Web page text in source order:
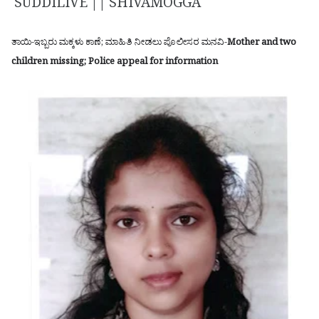
SUDDILIVE || SHIVAMOGGA
ತಾಯಿ-ಇಬ್ಬರು ಮಕ್ಕಳು ಕಾಣೆ; ಮಾಹಿತಿ ನೀಡಲು ಪೊಲೀಸರ ಮನವಿ-Mother and two
children missing; Police appeal for information